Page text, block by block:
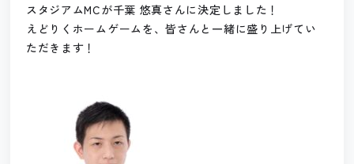
スタジアムMCが千葉 悠真さんに決定しました！
えどりくホームゲームを、皆さんと一緒に盛り上げてい
ただきます！